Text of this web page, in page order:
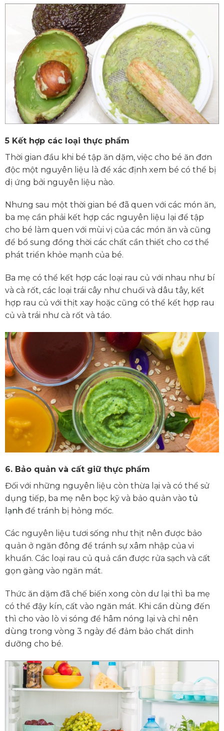
5 Kết hợp các loại thực phẩm
Thời gian đầu khi bé tập ăn dặm, việc cho bé ăn đơn
độc một nguyên liệu là để xác định xem bé có thể bị
dị ứng bởi nguyên liệu nào.
Nhưng sau một thời gian bé đã quen với các món ăn,
ba mẹ cần phải kết hợp các nguyên liệu lại để tập
cho bé làm quen với mùi vị của các món ăn và cũng
để bổ sung đồng thời các chất cần thiết cho cơ thể
phát triển khỏe mạnh của bé.
Ba mẹ có thể kết hợp các loại rau củ với nhau như bí
và cà rốt, các loại trái cây như chuối và dâu tây, kết
hợp rau củ với thịt xay hoặc cũng có thể kết hợp rau
củ và trái như cà rốt và táo.
6. Bảo quản và cất giữ thực phẩm
Đối với những nguyên liệu còn thừa lại và có thể sử
dụng tiếp, ba mẹ nên bọc kỹ và bảo quản vào tủ
lạnh để tránh bị hỏng mốc.
Các nguyên liệu tươi sống như thịt nên được bảo
quản ở ngăn đông để tránh sự xâm nhập của vi
khuẩn. Các loại rau củ quả cần được rửa sạch và cất
gọn gàng vào ngăn mát.
Thức ăn dặm đã chế biến xong còn dư lại thì ba mẹ
có thể đậy kín, cất vào ngăn mát. Khi cần dùng đến
thì cho vào lò vi sóng để hâm nóng lại và chỉ nên
dùng trong vòng 3 ngày để đảm bảo chất dinh
dưỡng cho bé.